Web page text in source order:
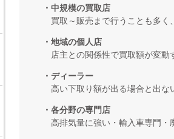
・中規模の買取店
買取～販売まで行うことも多
・地域の個人店
店主との関係性で買取額が変
・ディーラー
高い下取り額が出る場合と出
・各分野の専門店
高排気量に強い・輸入車専門